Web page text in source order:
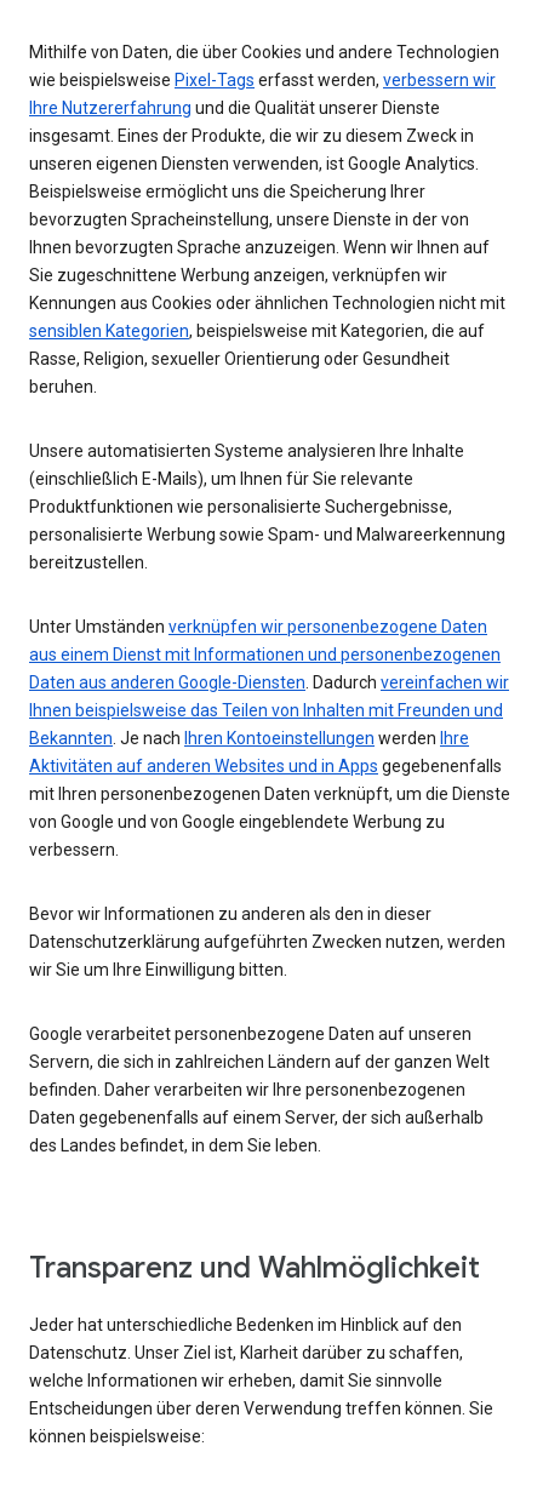
Mithilfe von Daten, die über Cookies und andere Technologien
wie beispielsweise Pixel-Tags erfasst werden, verbessern wir
Ihre Nutzererfahrung und die Qualität unserer Dienste
insgesamt. Eines der Produkte, die wir zu diesem Zweck in
unseren eigenen Diensten verwenden, ist Google Analytics.
Beispielsweise ermöglicht uns die Speicherung Ihrer
bevorzugten Spracheinstellung, unsere Dienste in der von
Ihnen bevorzugten Sprache anzuzeigen. Wenn wir Ihnen auf
Sie zugeschnittene Werbung anzeigen, verknüpfen wir
Kennungen aus Cookies oder ähnlichen Technologien nicht mit
sensiblen Kategorien, beispielsweise mit Kategorien, die auf
Rasse, Religion, sexueller Orientierung oder Gesundheit
beruhen.
Unsere automatisierten Systeme analysieren Ihre Inhalte
(einschließlich E-Mails), um Ihnen für Sie relevante
Produktfunktionen wie personalisierte Suchergebnisse,
personalisierte Werbung sowie Spam- und Malwareerkennung
bereitzustellen.
Unter Umständen verknüpfen wir personenbezogene Daten
aus einem Dienst mit Informationen und personenbezogenen
Daten aus anderen Google-Diensten. Dadurch vereinfachen wir
Ihnen beispielsweise das Teilen von Inhalten mit Freunden und
Bekannten. Je nach Ihren Kontoeinstellungen werden Ihre
Aktivitäten auf anderen Websites und in Apps gegebenenfalls
mit Ihren personenbezogenen Daten verknüpft, um die Dienste
von Google und von Google eingeblendete Werbung zu
verbessern.
Bevor wir Informationen zu anderen als den in dieser
Datenschutzerklärung aufgeführten Zwecken nutzen, werden
wir Sie um Ihre Einwilligung bitten.
Google verarbeitet personenbezogene Daten auf unseren
Servern, die sich in zahlreichen Ländern auf der ganzen Welt
befinden. Daher verarbeiten wir Ihre personenbezogenen
Daten gegebenenfalls auf einem Server, der sich außerhalb
des Landes befindet, in dem Sie leben.
Transparenz und Wahlmöglichkeit
Jeder hat unterschiedliche Bedenken im Hinblick auf den
Datenschutz. Unser Ziel ist, Klarheit darüber zu schaffen,
welche Informationen wir erheben, damit Sie sinnvolle
Entscheidungen über deren Verwendung treffen können. Sie
können beispielsweise: